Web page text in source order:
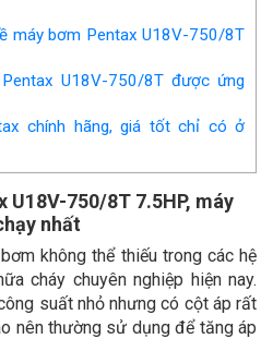
máy bơm Pentax U18V-750/8T
U18V-750/8T được ứng
chính hãng, giá tốt chỉ có ở
U18V-750/8T 7.5HP, máy
nhất
không thể thiếu trong các hệ
cháy chuyên nghiệp hiện nay.
suất nhỏ nhưng có cột áp rất
nên thường sử dụng để tăng áp